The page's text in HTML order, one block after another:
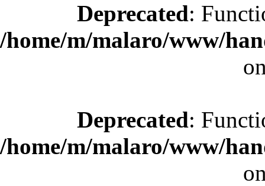
Deprecated:
/home/m/malaro/www/
Deprecated:
/home/m/malaro/www/